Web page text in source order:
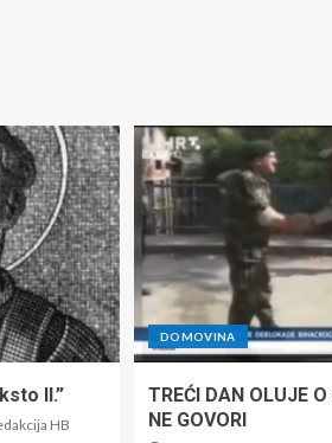
II.”
HB
DOMOVINA
TREĆI DAN OLUJE
NE GOVORI